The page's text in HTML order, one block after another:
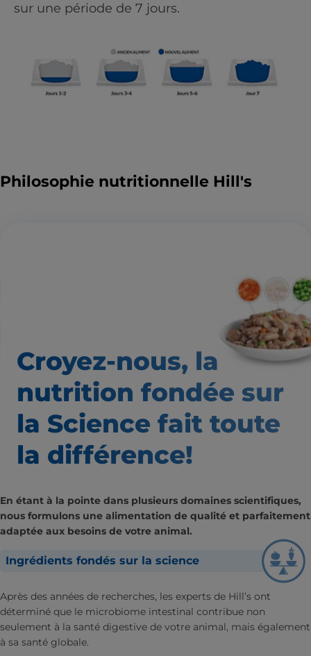
sur une période de 7 jours.
Philosophie nutritionnelle Hill's
Croyez-nous, la
nutrition fondée sur
la Science fait toute
la différence!
En étant à la pointe dans plusieurs domaines scientifiques,
nous formulons une alimentation de qualité et parfaitement
adaptée aux besoins de votre animal.
Ingrédients fondés sur la science
Après des années de recherches, les experts de Hill’s ont
déterminé que le microbiome intestinal contribue non
seulement à la santé digestive de votre animal, mais également
à sa santé globale.